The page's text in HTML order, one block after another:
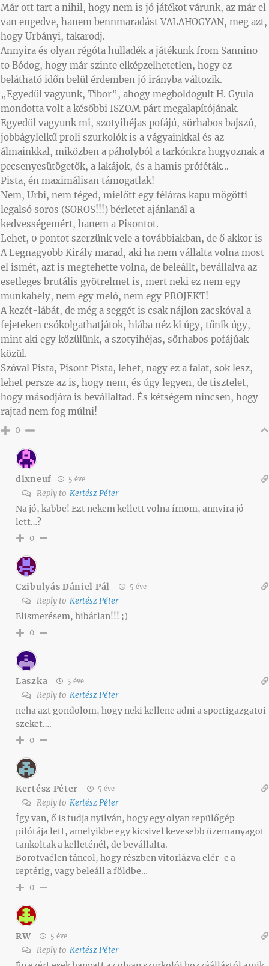
Már ott tart a nihil, hogy nem is jó játékot várunk, az már el
van engedve, hanem bennmaradást VALAHOGYAN, meg azt,
hogy Urbányi, takarodj.
Annyira és olyan régóta hulladék a játékunk from Sannino
to Bódog, hogy már szinte elképzelhetetlen, hogy ez
belátható időn belül érdemben jó irányba változik.
„Egyedül vagyunk, Tibor”, ahogy megboldogult H. Gyula
mondotta volt a későbbi ISZOM párt megalapítójának.
Egyedül vagyunk mi, szotyihéjas pofájú, sörhabos bajszú,
jobbágylelkű proli szurkolók is a vágyainkkal és az
álmainkkal, miközben a páholyból a tarkónkra hugyoznak a
pecsenyesütögetők, a lakájok, és a hamis próféták…
Pista, én maximálisan támogatlak!
Nem, Urbi, nem téged, mielőtt egy féláras kapu mögötti
legalsó soros (SOROS!!!) bérletet ajánlanál a
kedvességemért, hanem a Pisontot.
Lehet, 0 pontot szerzünk vele a továbbiakban, de ő akkor is
A Legnagyobb Király marad, aki ha nem vállalta volna most
el ismét, azt is megtehette volna, de beleállt, bevállalva az
esetleges brutális gyötrelmet is, mert neki ez nem egy
munkahely, nem egy meló, nem egy PROJEKT!
A kezét-lábát, de még a seggét is csak nájlon zacskóval a
fejeteken csókolgathatjátok, hiába néz ki úgy, tűnik úgy,
mint aki egy közülünk, a szotyihéjas, sörhabos pofájúak
közül.
Szóval Pista, Pisont Pista, lehet, nagy ez a falat, sok lesz,
lehet persze az is, hogy nem, és úgy legyen, de tisztelet,
hogy másodjára is bevállaltad. És kétségem nincsen, hogy
rajtad nem fog múlni!
0
dixneuf 5 éve
Reply to Kertész Péter
Na jó, kabbe! Ezt nekem kellett volna írnom, annyira jó
lett…?
0
Czibulyás Dániel Pál 5 éve
Reply to Kertész Péter
Elismerésem, hibátlan!!! ;)
0
Laszka 5 éve
Reply to Kertész Péter
neha azt gondolom, hogy neki kellene adni a sportigazgatoi
szeket….
0
Kertész Péter 5 éve
Reply to Kertész Péter
Így van, ő is tudja nyilván, hogy egy olyan repülőgép
pilótája lett, amelyikbe egy kicsivel kevesebb üzemanyagot
tankoltak a kelleténél, de bevállalta.
Borotvaélen táncol, hogy részben vitorlázva elér-e a
reptérig, vagy beleáll a földbe…
0
RW 5 éve
Reply to Kertész Péter